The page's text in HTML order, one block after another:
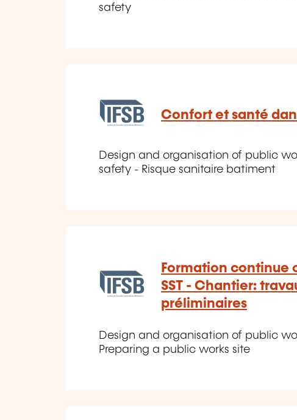
safety
Confort et santé
Design and organisation of public
safety - Risque sanitaire batiment
Formation continue
SST - Chantier:
préliminaires
Design and organisation of public
Preparing a public works site